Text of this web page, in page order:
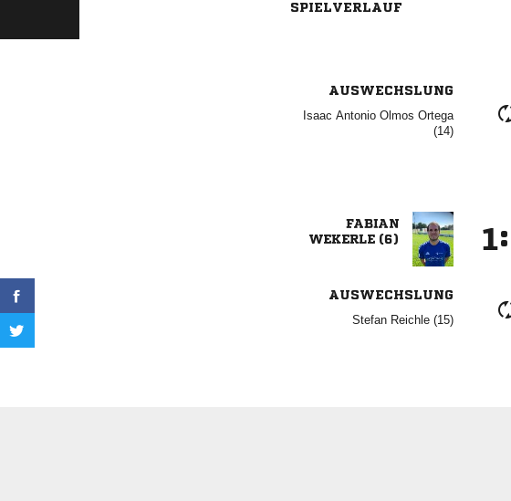
SPIELVERLAUF
AUSWECHSLUNG
   


 
:
AUSWECHSLUNG
  